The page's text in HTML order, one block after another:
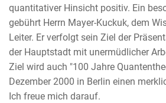
quantitativer Hinsicht positiv. Ein
gebührt Herrn Mayer-Kuckuk, dem
Leiter. Er verfolgt sein Ziel der
der Hauptstadt mit unermüdlicher
Ziel wird auch "100 Jahre
Dezember 2000 in Berlin einen
Ich freue mich darauf.